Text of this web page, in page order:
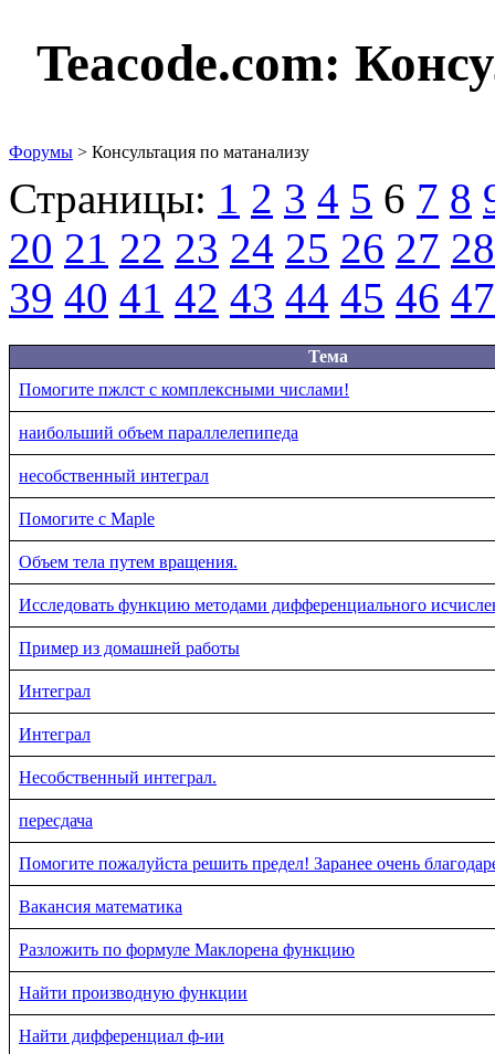
Teacode.com:
Форумы > Консультация по матанализу
Страницы: 1 2 3 4 5 6 7 8
20 21 22 23 24 25 26 27 28
39 40 41 42 43 44 45 46 47
Тема
Помогите пжлст с комплексными числами!
наибольший объем параллелепипеда
несобственный интеграл
Помогите c Maple
Объем тела путем вращения.
Исследовать функцию методами дифференциального
Пример из домашней работы
Интеграл
Интеграл
Несобственный интеграл.
пересдача
Помогите пожалуйста решить предел! Заранее очень
Вакансия математика
Разложить по формуле Маклорена функцию
Найти производную функции
Найти дифференциал ф-ии